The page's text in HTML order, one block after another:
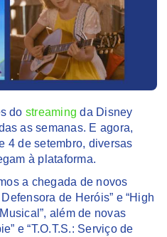
do streaming da Disney
as semanas. E agora,
4 de setembro, diversas
à plataforma.
a chegada de novos
de Heróis” e “High
além de novas
e “T.O.T.S.: Serviço de